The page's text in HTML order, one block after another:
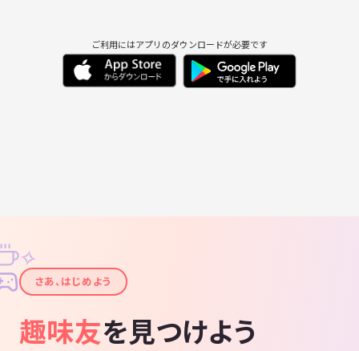
ご利用にはアプリのダウンロードが必要です
✦
✧
さあ、はじめよう
趣味友を見つけよう